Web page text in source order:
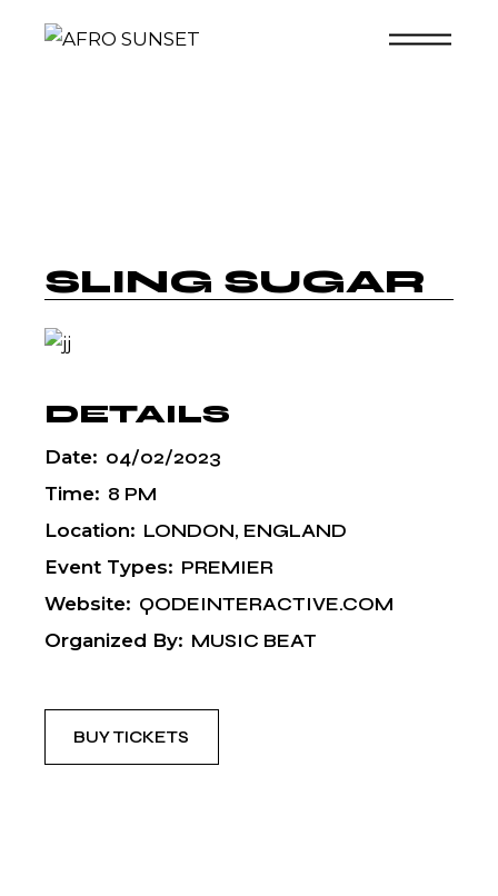
SLING SUGAR
DETAILS
Date: 04/02/2023
Time: 8 PM
Location: LONDON, ENGLAND
Event Types: PREMIER
Website: QODEINTERACTIVE.COM
Organized By: MUSIC BEAT
BUY TICKETS